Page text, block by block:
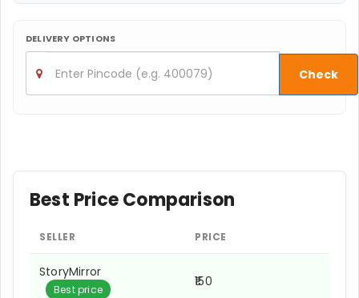
DELIVERY OPTIONS
Check
Best Price Comparison
SELLER PRICE
StoryMirror
Best price
₹150